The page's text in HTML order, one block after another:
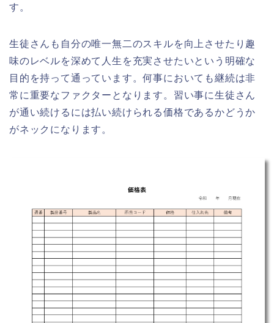
す。
生徒さんも自分の唯一無二のスキルを向上させたり趣
味のレベルを深めて人生を充実させたいという明確な
目的を持って通っています。何事においても継続は非
常に重要なファクターとなります。習い事に生徒さん
が通い続けるには払い続けられる価格であるかどうか
がネックになります。